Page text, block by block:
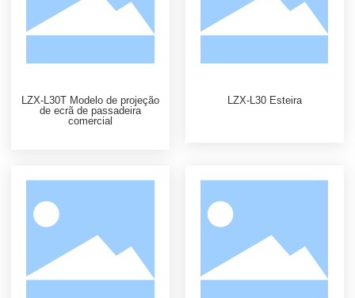
LZX-L30T Modelo de projeção
de ecrã de passadeira
comercial
LZX-L30 Esteira